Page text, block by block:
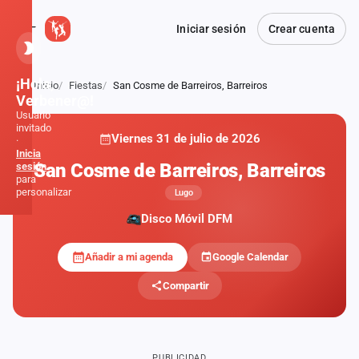
Iniciar sesión Crear cuenta
Atrás
Inicio Fiestas San Cosme de Barreiros, Barreiros
Viernes 31 de julio de 2026
San Cosme de Barreiros, Barreiros
Lugo
Disco Móvil DFM
Añadir a mi agenda Google Calendar
Compartir
¡Hola,
Verbener@!
Usuario
invitado
·
Inicia
sesión
para
personalizar
Formaciones